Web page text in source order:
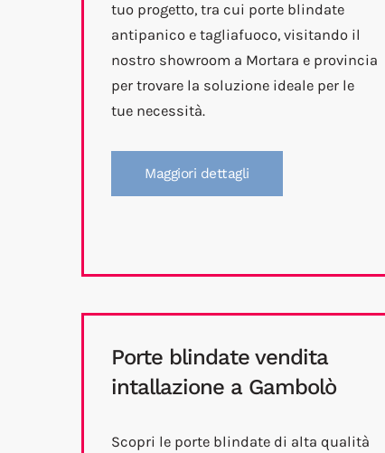
tuo progetto, tra cui porte blindate
antipanico e tagliafuoco, visitando il
nostro showroom a Mortara e provincia
per trovare la soluzione ideale per le
tue necessità.
Maggiori dettagli
Porte blindate vendita
intallazione a Gambolò
Scopri le porte blindate di alta qualità